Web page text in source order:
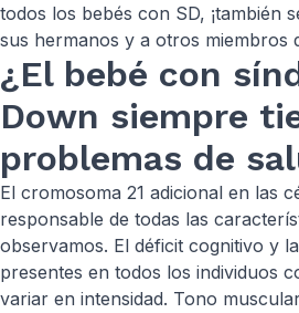
todos los bebés con SD, ¡también
sus hermanos y a otros miembros
¿El bebé con
Down siempre
problemas de
El cromosoma 21 adicional en las
responsable de todas las
observamos. El déficit cognitivo y
presentes en todos los individuos
variar en intensidad. Tono